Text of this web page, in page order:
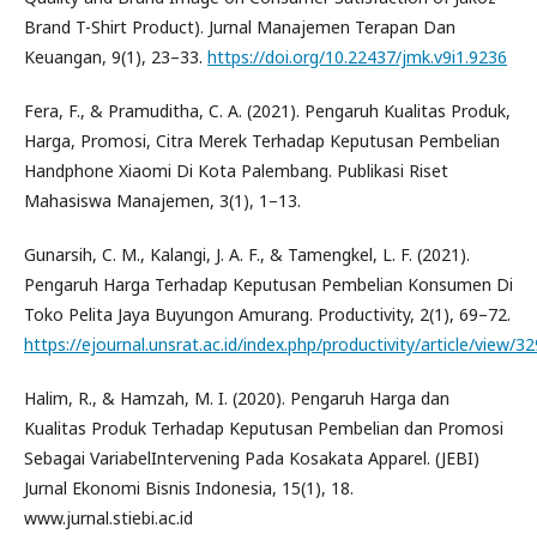
Brand T-Shirt Product). Jurnal Manajemen Terapan Dan
Keuangan, 9(1), 23–33. https://doi.org/10.22437/jmk.v9i1.9236
Fera, F., & Pramuditha, C. A. (2021). Pengaruh Kualitas Produk,
Harga, Promosi, Citra Merek Terhadap Keputusan Pembelian
Handphone Xiaomi Di Kota Palembang. Publikasi Riset
Mahasiswa Manajemen, 3(1), 1–13.
Gunarsih, C. M., Kalangi, J. A. F., & Tamengkel, L. F. (2021).
Pengaruh Harga Terhadap Keputusan Pembelian Konsumen Di
Toko Pelita Jaya Buyungon Amurang. Productivity, 2(1), 69–72.
https://ejournal.unsrat.ac.id/index.php/productivity/article/view/
Halim, R., & Hamzah, M. I. (2020). Pengaruh Harga dan
Kualitas Produk Terhadap Keputusan Pembelian dan Promosi
Sebagai VariabelIntervening Pada Kosakata Apparel. (JEBI)
Jurnal Ekonomi Bisnis Indonesia, 15(1), 18.
www.jurnal.stiebi.ac.id